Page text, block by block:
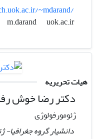
~mdarand/
m.darand
uok.ac.ir
هیات تحریریه
دکتر رضا خوش
ژئومورفولوژی
دانشیار گروه جغرافیا-